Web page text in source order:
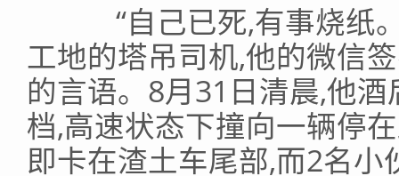
“自己已死,有事烧纸
工地的塔吊司机,他的微信
的言语。8月31日清晨,他
档,高速状态下撞向一辆停
即卡在渣土车尾部,而2名